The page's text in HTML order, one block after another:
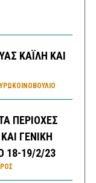
ΚΑΪΛΗ ΚΑΙ
ΠΕΡΙΟΧΕΣ
ΓΕΝΙΚΗ
18-19/2/23